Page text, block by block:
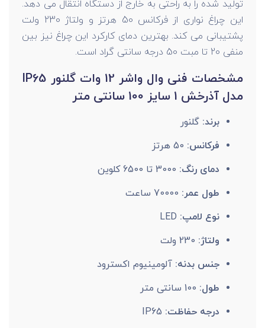
تولید شده را به راحتی به خارج از دستگاه انتقال می دهد.
این چراغ نواری از فرکانس 50 هرتز و ولتاژ 230 ولت
پشتیبانی می کند. بهترین دمای کارکرد این چراغ نیز بین
منفی 20 تا مبت 50 درجه سانتی گراد است.
مشخصات فنی وال واشر 12 وات گلنور IP65
مدل آذرخش 1 سایز 100 سانتی متر
برند:گلنور
فرکانس:
دمای رنگ:
طول عمر: 70000 ساعت
نوع لامپ:
ولتاژ:
جنس بدنه:آلومینیوم اکسترود
طول: 100 سانتی متر
درجه حفاظت: IP65